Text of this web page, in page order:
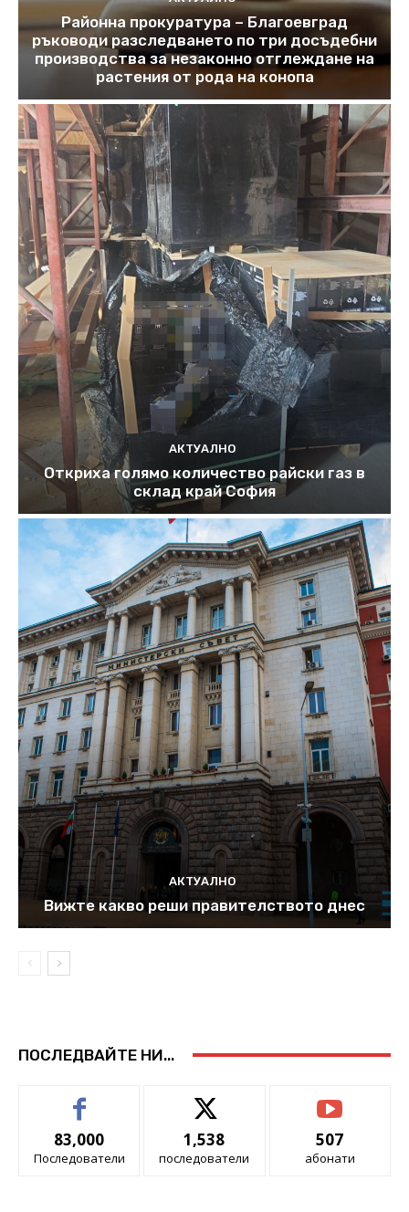
Районна прокуратура – Благоевград
ръководи разследването по три досъдебни
производства за незаконно отглеждане на
растения от рода на конопа
АКТУАЛНО
Откриха голямо количество райски газ в
склад край София
АКТУАЛНО
Вижте какво реши правителството днес
ПОСЛЕДВАЙТЕ НИ...
83,000
Последователи
1,538
последователи
507
абонати